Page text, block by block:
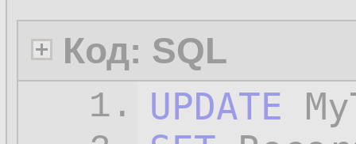
Код: SQL
1.
UPDATE